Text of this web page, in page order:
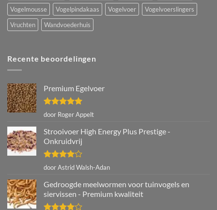
Vogelmousse
Vogelpindakaas Vogelvoer
Vogelvoerslingers
Vruchten
Wandvoederhuis
Recente beoordelingen
Premium Egelvoer
Gewaardeerd
uit 5
door Roger Appelt
Strooivoer High Energy Plus Prestige -
Onkruidvrij
Gewaardeerd
door Astrid Walsh-Adan
Gedroogde meelwormen voor tuinvogels en
siervissen - Premium kwaliteit